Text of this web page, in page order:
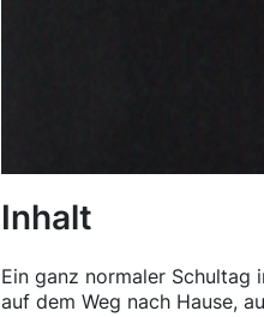
Inhalt
Ein ganz normaler Schultag
auf dem Weg nach Hause,